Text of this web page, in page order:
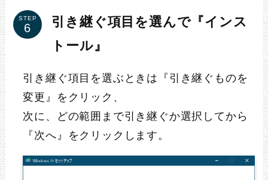
STEP
引き継ぐ項目を選んで『インス
トール』
引き継ぐ項目を選ぶときは『引き継ぐものを
変更』をクリック、
次に、どの範囲まで引き継ぐか選択してから
『次へ』をクリックします。